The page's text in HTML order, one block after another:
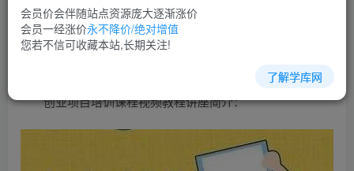
立即购买
您当前未登录！建议登陆后购买，可保存购买订单
创业项目培训课程视频教程讲座简介：
会员价会伴随站点资源庞大逐渐涨价
会员一经涨价永不降价/绝对增值
您若不信可收藏本站,长期关注!
了解学库网